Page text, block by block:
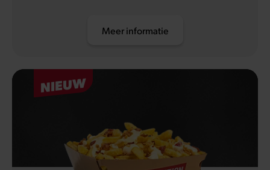
Meer informatie
NIEUW